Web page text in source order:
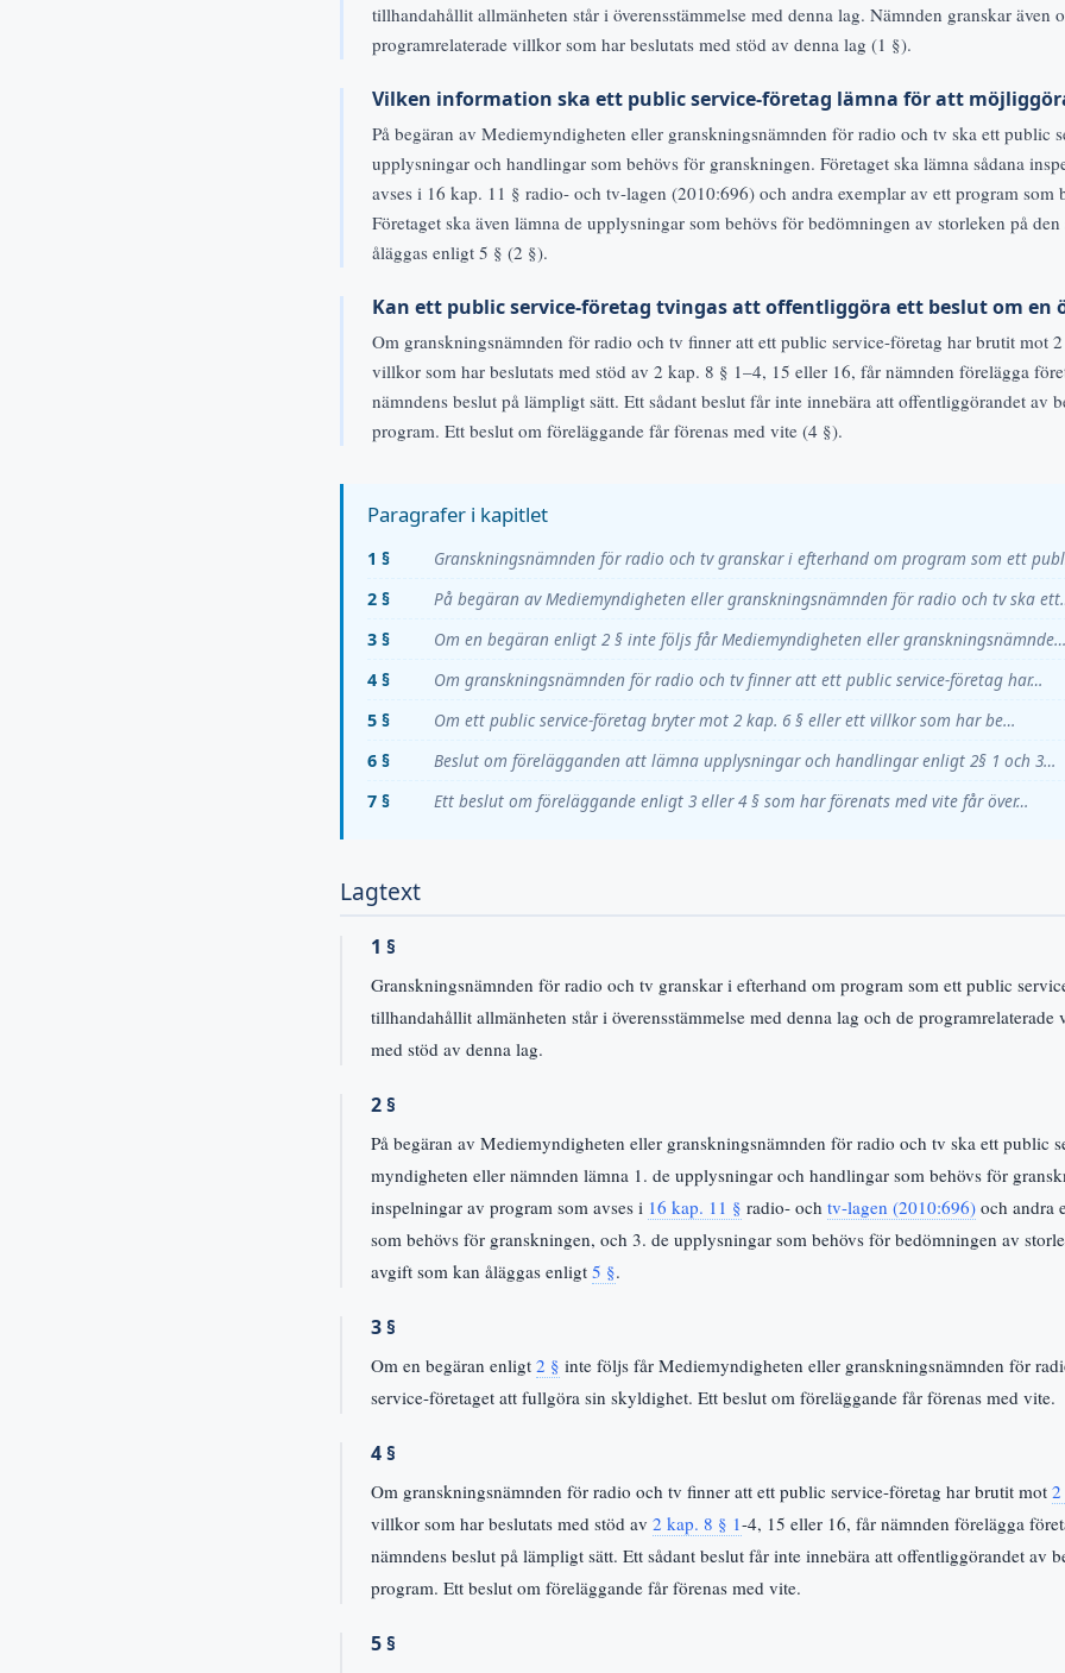
tillhandahållit allmänheten står i överensstämmelse med denna lag. Nämnden granskar även
programrelaterade villkor som har beslutats med stöd av denna lag (1 §).
Vilken information ska ett public service-företag lämna för att
På begäran av Mediemyndigheten eller granskningsnämnden för radio och tv ska ett public
upplysningar och handlingar som behövs för granskningen. Företaget ska lämna sådana
avses i 16 kap. 11 § radio- och tv-lagen (2010:696) och andra exemplar av ett program som
Företaget ska även lämna de upplysningar som behövs för bedömningen av storleken på
åläggas enligt 5 § (2 §).
Kan ett public service-företag tvingas att offentliggöra ett beslut om en
Om granskningsnämnden för radio och tv finner att ett public service-företag har brutit mot
villkor som har beslutats med stöd av 2 kap. 8 § 1–4, 15 eller 16, får nämnden förelägga
nämndens beslut på lämpligt sätt. Ett sådant beslut får inte innebära att offentliggörandet av
program. Ett beslut om föreläggande får förenas med vite (4 §).
Paragrafer i kapitlet
1 §
Granskningsnämnden för radio och tv granskar i efterhand om program som ett
2 §
På begäran av Mediemyndigheten eller granskningsnämnden för radio och tv ska
3 §
Om en begäran enligt 2 § inte följs får Mediemyndigheten eller granskningsnämnde…
4 §
Om granskningsnämnden för radio och tv finner att ett public service-företag har…
5 §
Om ett public service-företag bryter mot 2 kap. 6 § eller ett villkor som har be…
6 §
Beslut om förelägganden att lämna upplysningar och handlingar enligt 2§ 1 och 3…
7 §
Ett beslut om föreläggande enligt 3 eller 4 § som har förenats med vite får över…
Lagtext
1 §
Granskningsnämnden för radio och tv granskar i efterhand om program som ett public
tillhandahållit allmänheten står i överensstämmelse med denna lag och de
med stöd av denna lag.
2 §
På begäran av Mediemyndigheten eller granskningsnämnden för radio och tv ska ett public
myndigheten eller nämnden lämna 1. de upplysningar och handlingar som behövs för
inspelningar av program som avses i 16 kap. 11 § radio- och tv-lagen (2010:696) och andra
som behövs för granskningen, och 3. de upplysningar som behövs för bedömningen av
avgift som kan åläggas enligt 5 §.
3 §
Om en begäran enligt 2 § inte följs får Mediemyndigheten eller granskningsnämnden för
service-företaget att fullgöra sin skyldighet. Ett beslut om föreläggande får förenas med vite.
4 §
Om granskningsnämnden för radio och tv finner att ett public service-företag har brutit mot
villkor som har beslutats med stöd av 2 kap. 8 § 1-4, 15 eller 16, får nämnden förelägga
nämndens beslut på lämpligt sätt. Ett sådant beslut får inte innebära att offentliggörandet av
program. Ett beslut om föreläggande får förenas med vite.
5 §